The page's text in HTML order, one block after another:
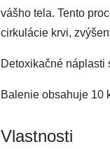
vášho tela. Tento
cirkulácie krvi,
Detoxikačné náplasti
Balenie obsahuje 10
Vlastnosti